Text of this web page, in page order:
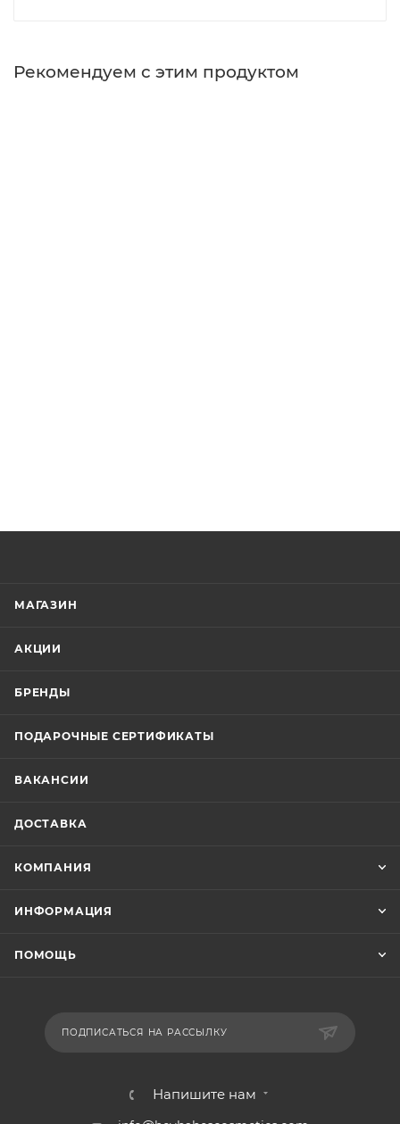
Рекомендуем с этим продуктом
МАГАЗИН
АКЦИИ
БРЕНДЫ
ПОДАРОЧНЫЕ СЕРТИФИКАТЫ
ВАКАНСИИ
ДОСТАВКА
КОМПАНИЯ
ИНФОРМАЦИЯ
ПОМОЩЬ
ПОДПИСАТЬСЯ НА РАССЫЛКУ
Напишите нам